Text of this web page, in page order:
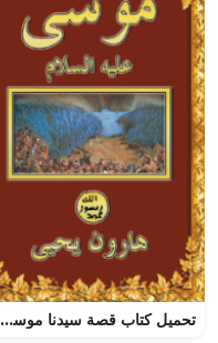
تحميل كتاب قصة سيدنا موسى عليه السلام pdf تأليف هارون يحيى